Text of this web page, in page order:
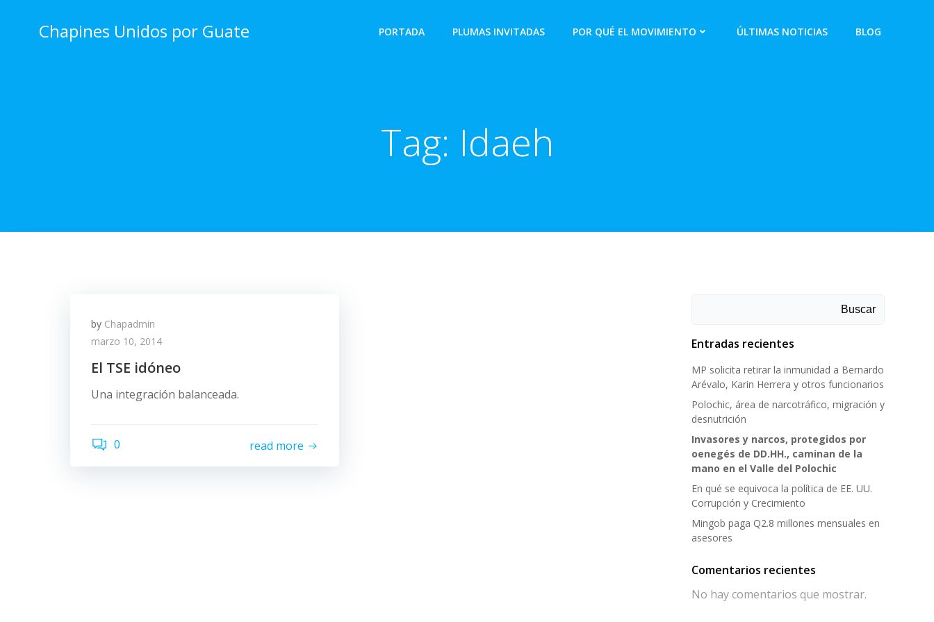
Chapines Unidos por Guate PORTADA PLUMAS INVITADAS POR QUÉ EL MOVIMIENTO ÚLTIMAS NOTICIAS BLOG
Tag: Idaeh
by Chapadmin
marzo 10, 2014
El TSE idóneo
Una integración balanceada.
0 read more
Buscar
Entradas recientes
MP solicita retirar la inmunidad a Bernardo
Arévalo, Karin Herrera y otros funcionarios
Polochic, área de narcotráfico, migración y
desnutrición
Invasores y narcos, protegidos por
oenegés de DD.HH., caminan de la
mano en el Valle del Polochic
En qué se equivoca la política de EE. UU.
Corrupción y Crecimiento
Mingob paga Q2.8 millones mensuales en
asesores
Comentarios recientes
No hay comentarios que mostrar.